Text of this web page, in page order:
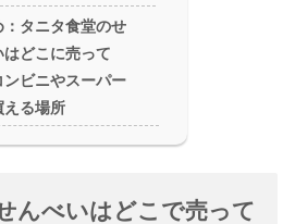
：タニタ食堂のせ
はどこに売って
ンビニやスーパー
える場所
んべいはどこで売って